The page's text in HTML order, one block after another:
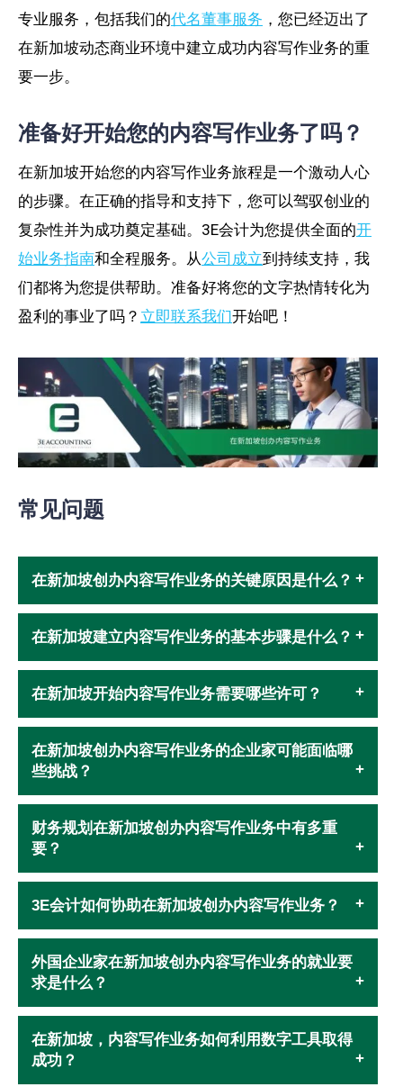
专业服务，包括我们的代名董事服务 ，您已经迈出了
在新加坡动态商业环境中建立成功内容写作业务的重
要一步。
准备好开始您的内容写作业务了吗？
在新加坡开始您的内容写作业务旅程是一个激动人心
的步骤。在正确的指导和支持下，您可以驾驭创业的
复杂性并为成功奠定基础。3E会计为您提供全面的开
始业务指南和全程服务。从公司成立到持续支持，我
们都将为您提供帮助。准备好将您的文字热情转化为
盈利的事业了吗？ 立即联系我们开始吧！
常见问题
在新加坡创办内容写作业务的关键原因是什么？
在新加坡建立内容写作业务的基本步骤是什么？
在新加坡开始内容写作业务需要哪些许可？
在新加坡创办内容写作业务的企业家可能面临哪
些挑战？
财务规划在新加坡创办内容写作业务中有多重
要？
3E会计如何协助在新加坡创办内容写作业务？
外国企业家在新加坡创办内容写作业务的就业要
求是什么？
在新加坡，内容写作业务如何利用数字工具取得
成功？